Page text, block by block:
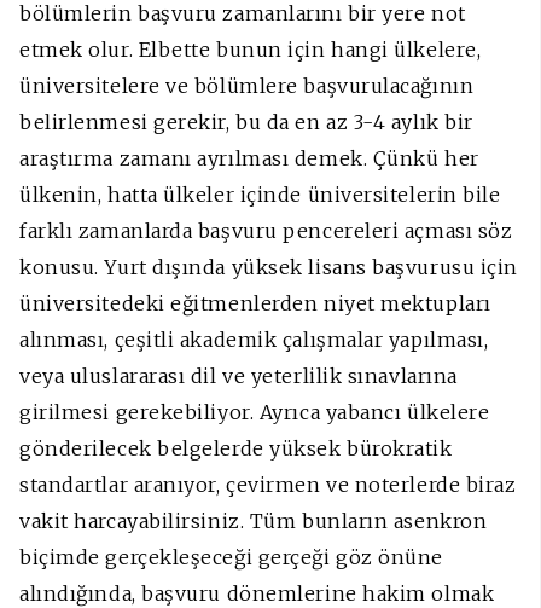
bölümlerin başvuru zamanlarını bir yere not
etmek olur. Elbette bunun için hangi ülkelere,
üniversitelere ve bölümlere başvurulacağının
belirlenmesi gerekir, bu da en az 3-4 aylık bir
araştırma zamanı ayrılması demek. Çünkü her
ülkenin, hatta ülkeler içinde üniversitelerin bile
farklı zamanlarda başvuru pencereleri açması söz
konusu. Yurt dışında yüksek lisans başvurusu için
üniversitedeki eğitmenlerden niyet mektupları
alınması, çeşitli akademik çalışmalar yapılması,
veya uluslararası dil ve yeterlilik sınavlarına
girilmesi gerekebiliyor. Ayrıca yabancı ülkelere
gönderilecek belgelerde yüksek bürokratik
standartlar aranıyor, çevirmen ve noterlerde biraz
vakit harcayabilirsiniz. Tüm bunların asenkron
biçimde gerçekleşeceği gerçeği göz önüne
alındığında, başvuru dönemlerine hakim olmak